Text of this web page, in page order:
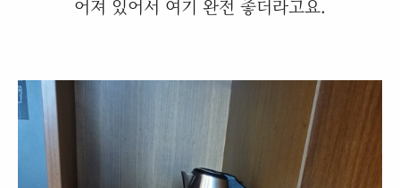
어져 있어서 여기 완전 좋더라고요.